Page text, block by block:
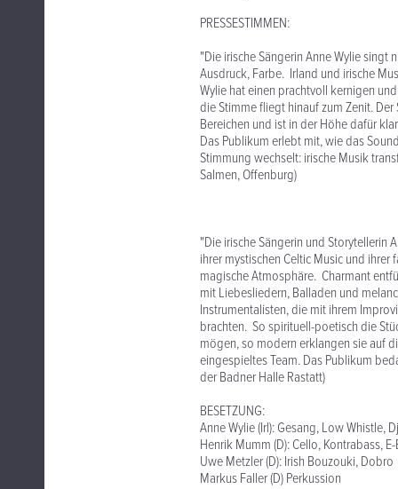
PRESSESTIMMEN:
"Die irische Sängerin Anne Wylie
Ausdruck, Farbe. Irland und irische
Wylie hat einen prachtvoll kernigen
die Stimme fliegt hinauf zum Zenit.
Bereichen und ist in der Höhe dafür
Das Publikum erlebt mit, wie das
Stimmung wechselt: irische Musik
Salmen, Offenburg)
"Die irische Sängerin und Storytellerin
ihrer mystischen Celtic Music und
magische Atmosphäre. Charmant
mit Liebesliedern, Balladen und
Instrumentalisten, die mit ihrem
brachten. So spirituell-poetisch die
mögen, so modern erklangen sie auf
eingespieltes Team. Das Publikum
der Badner Halle Rastatt)
BESETZUNG:
Anne Wylie (Irl): Gesang, Low Whistle,
Henrik Mumm (D): Cello, Kontrabass,
Uwe Metzler (D): Irish Bouzouki, Dobro
Markus Faller (D) Perkussion